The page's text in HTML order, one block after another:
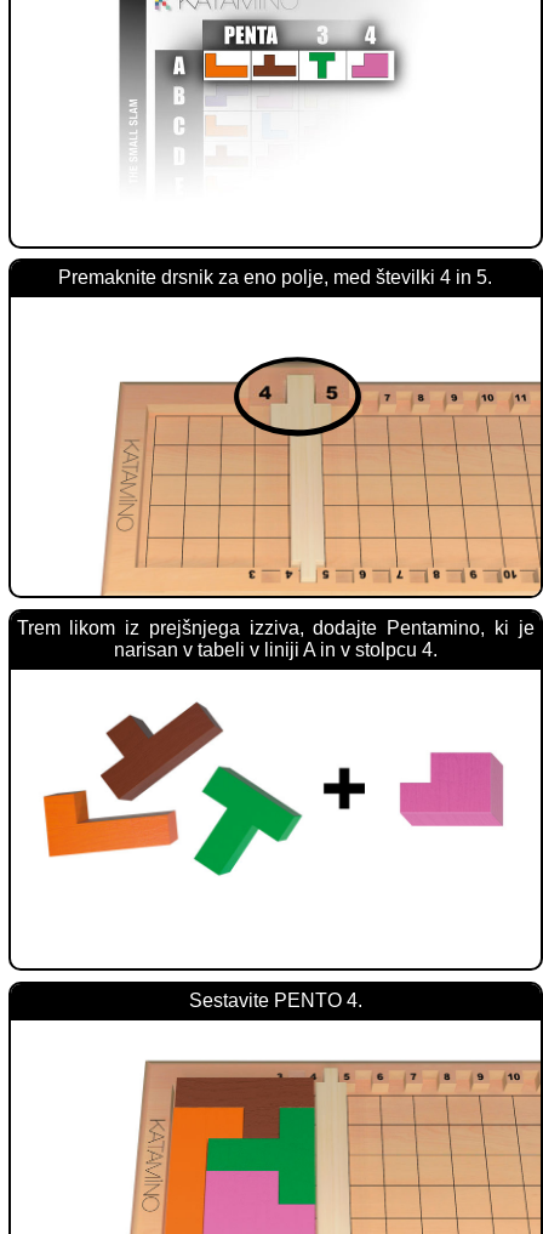
Premaknite drsnik za eno polje, med številki 4 in 5.
Trem likom iz prejšnjega izziva, dodajte Pentamino, ki je
narisan v tabeli v liniji A in v stolpcu 4.
Sestavite PENTO 4.